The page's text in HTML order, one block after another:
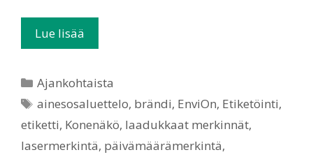
Lue lisää
Ajankohtaista
ainesosaluettelo, brändi, EnviOn, Etiketöinti,
etiketti, Konenäkö, laadukkaat merkinnät,
lasermerkintä, päivämäärämerkintä,